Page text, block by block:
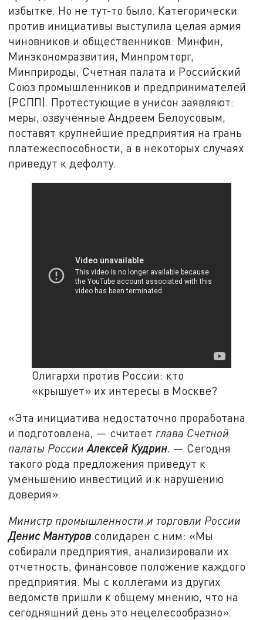
избытке. Но не тут-то было. Категорически
против инициативы выступила целая армия
чиновников и общественников: Минфин,
Минэкономразвития, Минпромторг,
Минприроды, Счетная палата и Российский
Союз промышленников и предпринимателей
(РСПП). Протестующие в унисон заявляют:
меры, озвученные Андреем Белоусовым,
поставят крупнейшие предприятия на грань
платежеспособности, а в некоторых случаях
приведут к дефолту.
Олигархи против России: кто
«крышует» их интересы в Москве?
«Эта инициатива недостаточно проработана
и подготовлена, — считает глава Счетной
палаты РоссииАлексей Кудрин — Сегодня
такого рода предложения приведут к
уменьшению инвестиций и к нарушению
доверия».
Министр промышленности и торговли России
Денис Мантуров солидарен с ним: «Мы
собирали предприятия, анализировали их
отчетность, финансовое положение каждого
предприятия. Мы с коллегами из других
ведомств пришли к общему мнению, что на
сегодняшний день это нецелесообразно».